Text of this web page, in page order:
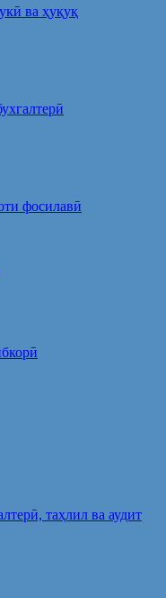
ва ҳуқуқ
фосилавӣ
таҳлил ва аудит